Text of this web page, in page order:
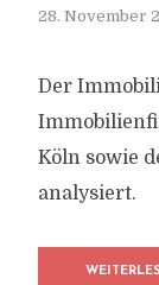
28. November
Der
Köln sowie
analysiert.